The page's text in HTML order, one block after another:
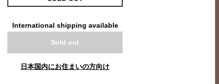
International shipping available
Sold out
日本国内にお住まいの方向け